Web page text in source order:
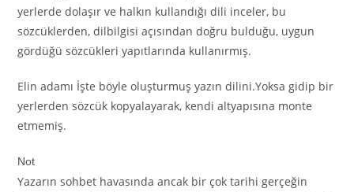
yerlerde dolaşır ve halkın kullandığı dili inceler, bu
sözcüklerden, dilbilgisi açısından doğru bulduğu, uygun
gördüğü sözcükleri yapıtlarında kullanırmış.
Elin adamı İşte böyle oluşturmuş yazın dilini.Yoksa gidip bir
yerlerden sözcük kopyalayarak, kendi altyapısına monte
etmemiş.
Not
Yazarın sohbet havasında ancak bir çok tarihi gerçeğin